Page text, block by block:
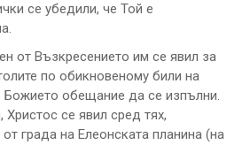
се убедили, че Той е
от Възкресението им се явил за
по обикновеному били на
Божието обещание да се изпълни.
се явил сред тях,
града на Елеонската планина (на